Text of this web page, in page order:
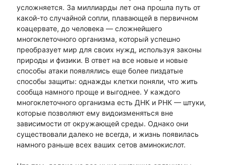
усложняется. За миллиарды лет она прошла путь от
какой-то случайной сопли, плавающей в первичном
коацервате, до человека — сложнейшего
многоклеточного организма, который успешно
преобразует мир для своих нужд, используя законы
природы и физики. В ответ на все новые и новые
способы атаки появлялись еще более пиздатые
способы защиты: однажды клетки поняли, что жить
сообща намного проще и выгоднее. У каждого
многоклеточного организма есть ДНК и РНК — штуки,
которые позволяют ему видоизменяться вне
зависимости от окружающей среды. Однако они
существовали далеко не всегда, и жизнь появилась
намного раньше всех ваших сетов аминокислот.